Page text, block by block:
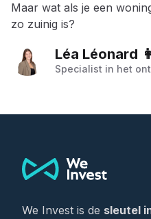
Maar wat als je een
zo zuinig is?
Léa Léonard
Specialist in het
We Invest is de sleutel